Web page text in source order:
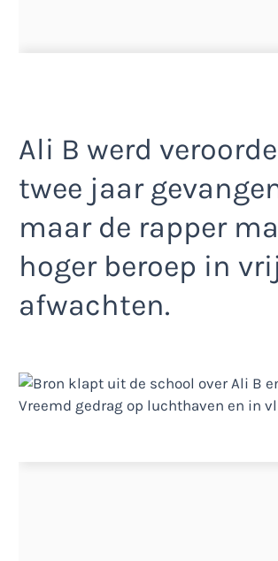
Ali B werd
twee jaar
maar de rapper
hoger beroep in
afwachten.